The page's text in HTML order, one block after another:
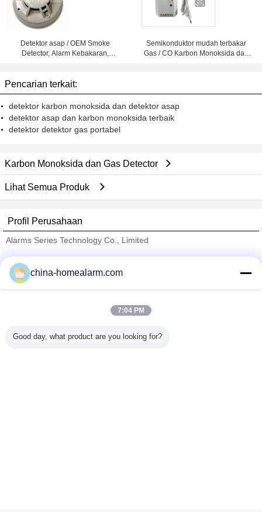
Detektor asap / OEM Smoke
Detector, Alarm Kebakaran,
Semikonduktor mudah terbakar
Gas / CO Karbon Monoksida dan
Pencarian terkait:
detektor karbon monoksida dan detektor asap
detektor asap dan karbon monoksida terbaik
detektor detektor gas portabel
Karbon Monoksida dan Gas Detector
Lihat Semua Produk
Profil Perusahaan
Alarms Series Technology Co., Limited
Trust Seal
Verified Suplier
Semua produk
china-homealarm.com
7:04 PM
Good day, what product are you looking for?